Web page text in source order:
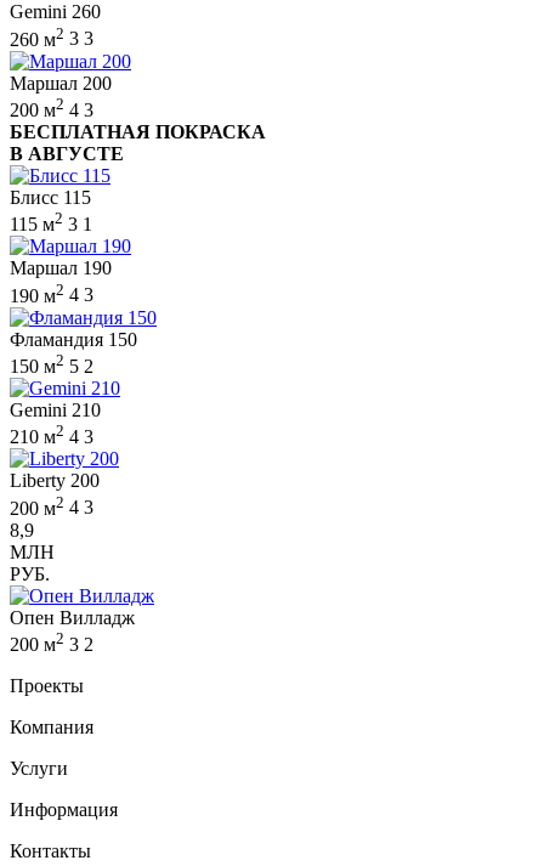
Gemini 260
260 м2 3 3
Маршал 200
200 м2 4 3
БЕСПЛАТНАЯ ПОКРАСКА
В АВГУСТЕ
Блисс 115
115 м2 3 1
Маршал 190
190 м2 4 3
Фламандия 150
150 м2 5 2
Gemini 210
210 м2 4 3
Liberty 200
200 м2 4 3
8,9
МЛН
РУБ.
Опен Вилладж
200 м2 3 2
Проекты
Компания
Услуги
Информация
Контакты